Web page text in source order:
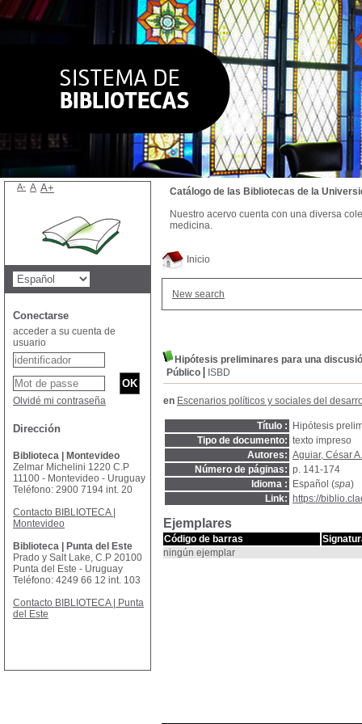
Inicio
New search
Hipótesis preliminares para una
Público
ISBD
en Escenarios políticos y sociales del
Título :
Hipótesis
Tipo de documento: texto impreso
Autores: Aguiar, César A.
Número de páginas: p. 141-174
Idioma :
Español (spa)
Link:
https://
Ejemplares
Código de barras
ningún ejemplar
Catálogo de las Bibliotecas de la
Nuestro acervo cuenta con una diversa
medicina.
A- A A+
Conectarse
acceder a su cuenta de
usuario
Olvidé mi contraseña
Dirección
Biblioteca | Montevideo
Zelmar Michelini 1220 C.P
11100 - Montevideo - Uruguay
Teléfono: 2900 7194 int. 20
Contacto BIBLIOTECA |
Montevideo
Biblioteca | Punta del Este
Prado y Salt Lake, C.P 20100
Punta del Este - Uruguay
Teléfono: 4249 66 12 int. 103
Contacto BIBLIOTECA | Punta
del Este